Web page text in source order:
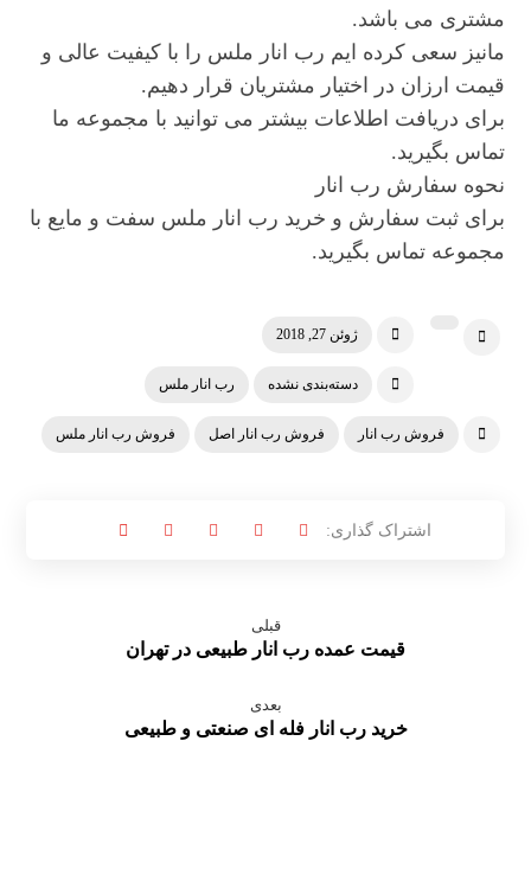
مشتری می باشد.
مانیز سعی کرده ایم رب انار ملس را با کیفیت عالی و
قیمت ارزان در اختیار مشتریان قرار دهیم.
برای دریافت اطلاعات بیشتر می توانید با مجموعه ما
تماس بگیرید.
نحوه سفارش رب انار
برای ثبت سفارش و خرید رب انار ملس سفت و مایع با
مجموعه تماس بگیرید.
ژوئن 27, 2018
دسته‌بندی نشده رب انار ملس
فروش رب انار فروش رب انار اصل فروش رب انار ملس
قبلی
قیمت عمده رب انار طبیعی در تهران
بعدی
خرید رب انار فله ای صنعتی و طبیعی